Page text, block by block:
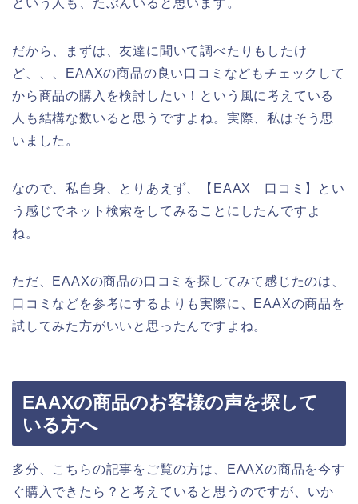
だから、まずは、友達に聞いて調べたりもしたけ
ど、、、EAAXの商品の良い口コミなどもチェックして
から商品の購入を検討したい！という風に考えている
人も結構な数いると思うですよね。実際、私はそう思
いました。
なので、私自身、とりあえず、【EAAX 口コミ】とい
う感じでネット検索をしてみることにしたんですよ
ね。
ただ、EAAXの商品の口コミを探してみて感じたのは、
口コミなどを参考にするよりも実際に、EAAXの商品を
試してみた方がいいと思ったんですよね。
EAAXの商品のお客様の声を探して
いる方へ
多分、こちらの記事をご覧の方は、EAAXの商品を今す
ぐ購入できたら？と考えていると思うのですが、いか